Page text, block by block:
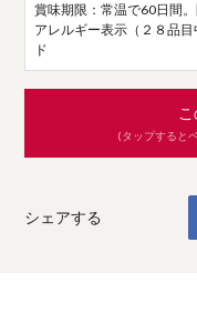
賞味期限：常温で60日間
アレルギー表示（２８品
ド
(タップすると
シェアする